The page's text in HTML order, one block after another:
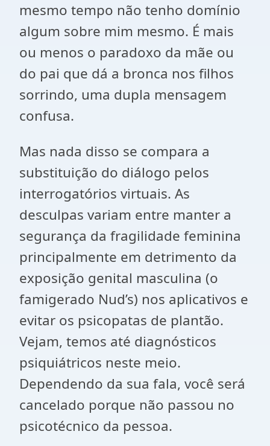
mesmo tempo não tenho domínio
algum sobre mim mesmo. É mais
ou menos o paradoxo da mãe ou
do pai que dá a bronca nos filhos
sorrindo, uma dupla mensagem
confusa.
Mas nada disso se compara a
substituição do diálogo pelos
interrogatórios virtuais. As
desculpas variam entre manter a
segurança da fragilidade feminina
principalmente em detrimento da
exposição genital masculina (o
famigerado Nud’s) nos aplicativos e
evitar os psicopatas de plantão.
Vejam, temos até diagnósticos
psiquiátricos neste meio.
Dependendo da sua fala, você será
cancelado porque não passou no
psicotécnico da pessoa.